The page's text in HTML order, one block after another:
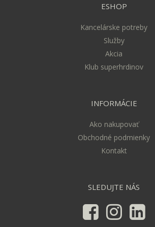
ESHOP
Kancelárske potreby
Služby
Akcia
Klub superhrdinov
INFORMÁCIE
Ako nakupovať
Obchodné podmienky
Kontakt
SLEDUJTE NÁS